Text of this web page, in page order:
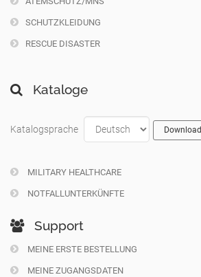
SCHUTZKLEIDUNG
RESCUE DISASTER
Kataloge
Katalogsprache Download
MILITARY HEALTHCARE
NOTFALLUNTERKÜNFTE
Support
MEINE ERSTE BESTELLUNG
MEINE ZUGANGSDATEN